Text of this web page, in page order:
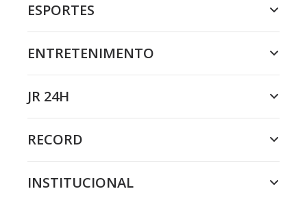
ESPORTES
ENTRETENIMENTO
JR 24H
RECORD
INSTITUCIONAL